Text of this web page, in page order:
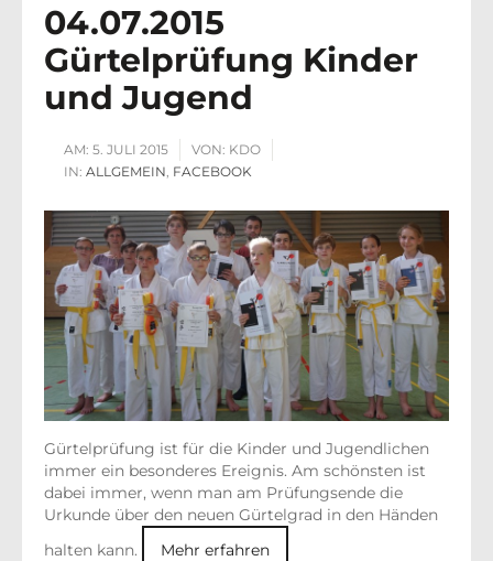
04.07.2015
Gürtelprüfung Kinder
und Jugend
AM: 5. JULI 2015 VON: KDO
IN: ALLGEMEIN FACEBOOK
Gürtelprüfung ist für die Kinder und Jugendlichen
immer ein besonderes Ereignis. Am schönsten ist
dabei immer, wenn man am Prüfungsende die
Urkunde über den neuen Gürtelgrad in den Händen
halten kann.
Mehr erfahren